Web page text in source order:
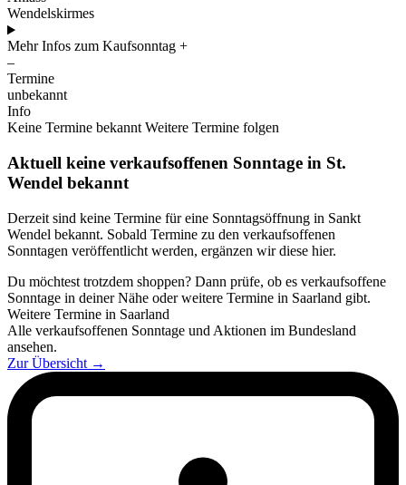
Wendelskirmes
Mehr Infos zum Kaufsonntag +
–
Termine
unbekannt
Info
Keine Termine bekannt Weitere Termine folgen
Aktuell keine verkaufsoffenen Sonntage in St.
Wendel bekannt
Derzeit sind keine Termine für eine Sonntagsöffnung in Sankt
Wendel bekannt. Sobald Termine zu den verkaufsoffenen
Sonntagen veröffentlicht werden, ergänzen wir diese hier.
Du möchtest trotzdem shoppen? Dann prüfe, ob es verkaufsoffene
Sonntage in deiner Nähe oder weitere Termine in Saarland gibt.
Weitere Termine in Saarland
Alle verkaufsoffenen Sonntage und Aktionen im Bundesland
ansehen.
Zur Übersicht →